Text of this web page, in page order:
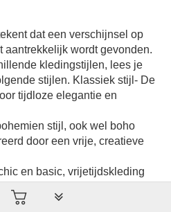
dat een verschijnsel op
aantrekkelijk wordt gevonden.
kledingstijlen, lees je
stijlen. Klassiek stijl- De
tijdloze elegantie en
stijl, ook wel boho
door een vrije, creatieve
en basic, vrijetijdskleding